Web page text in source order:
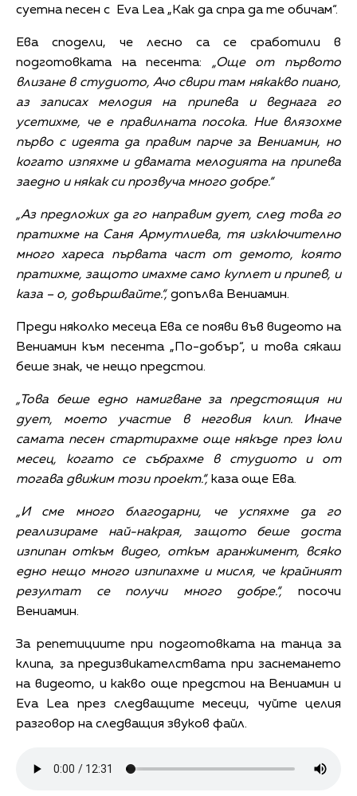
суетна песен с Eva Lea „Как да спра да те обичам“.
Ева сподели, че лесно са се сработили в
подготовката на песента: „Още от първото
влизане в студиото, Ачо свири там някакво пиано,
аз записах мелодия на припева и веднага го
усетихме, че е правилната посока. Ние влязохме
първо с идеята да правим парче за Вениамин, но
когато изпяхме и двамата мелодията на припева
заедно и някак си прозвуча много добре.“
„Аз предложих да го направим дует, след това го
пратихме на Саня Армутлиева, тя изключително
много хареса първата част от демото, която
пратихме, защото имахме само куплет и припев, и
каза – о, довършвайте.“, допълва Вениамин.
Преди няколко месеца Ева се появи във видеото на
Вениамин към песента „По-добър“, и това сякаш
беше знак, че нещо предстои.
„Това беше едно намигване за предстоящия ни
дует, моето участие в неговия клип. Иначе
самата песен стартирахме още някъде през юли
месец, когато се събрахме в студиото и от
тогава движим този проект.“, каза още Ева.
„И сме много благодарни, че успяхме да го
реализираме най-накрая, защото беше доста
изпипан откъм видео, откъм аранжимент, всяко
едно нещо много изпипахме и мисля, че крайният
резултат се получи много добре.“, посочи
Вениамин.
За репетициите при подготовката на танца за
клипа, за предизвикателствата при заснемането
на видеото, и какво още предстои на Вениамин и
Eva Lea през следващите месеци, чуйте целия
разговор на следващия звуков файл.